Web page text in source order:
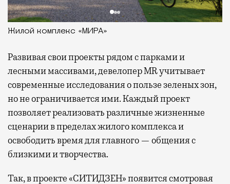
Жилой комплекс «МИРА»
Развиваясвои проекты рядом с парками и
лесными массивами, девелопер MR учитывает
современные исследования о пользе зеленых зон,
но не ограничивается ими. Каждый проект
позволяет реализовать различные жизненные
сценарии в пределах жилого комплекса и
освободить время для главного — общения с
близкими и творчества.
Так, в проекте «СИТИДЗЕН» появится смотровая